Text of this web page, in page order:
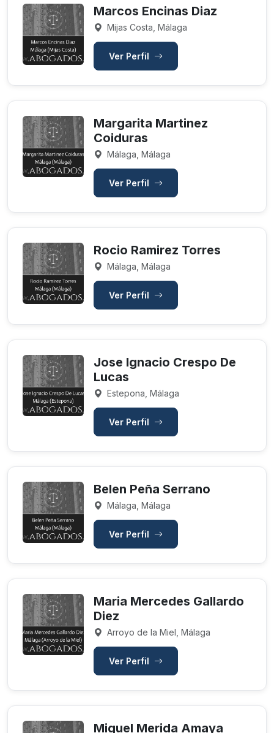
Marcos Encinas Diaz
Mijas Costa, Málaga
Ver Perfil
Margarita Martinez
Coiduras
Málaga, Málaga
Ver Perfil
Rocio Ramirez Torres
Málaga, Málaga
Ver Perfil
Jose Ignacio Crespo De
Lucas
Estepona, Málaga
Ver Perfil
Belen Peña Serrano
Málaga, Málaga
Ver Perfil
Maria Mercedes Gallardo
Diez
Arroyo de la Miel, Málaga
Ver Perfil
Miguel Merida Amaya